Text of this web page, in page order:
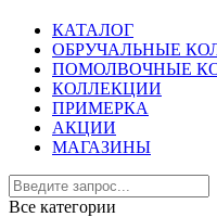
КАТАЛОГ
ОБРУЧАЛЬНЫЕ
ПОМОЛВОЧНЫЕ
КОЛЛЕКЦИИ
ПРИМЕРКА
АКЦИИ
МАГАЗИНЫ
Все категории